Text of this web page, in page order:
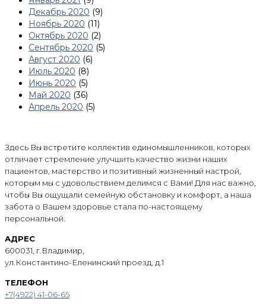
Декабрь 2020 (9)
Ноябрь 2020 (11)
Октябрь 2020 (2)
Сентябрь 2020 (5)
Август 2020 (6)
Июль 2020 (8)
Июнь 2020 (5)
Май 2020 (36)
Апрель 2020 (5)
Здесь Вы встретите коллектив единомышленников, которых
отличает стремление улучшить качество жизни наших
пациентов, мастерство и позитивный жизненный настрой,
которым мы с удовольствием делимся с Вами! Для нас важно,
чтобы Вы ощущали семейную обстановку и комфорт, а наша
забота о Вашем здоровье стала по-настоящему
персональной.
АДРЕС
600031, г.Владимир,
ул.Константино-Еленинский проезд, д.1
ТЕЛЕФОН
+7(4922) 41-06-65